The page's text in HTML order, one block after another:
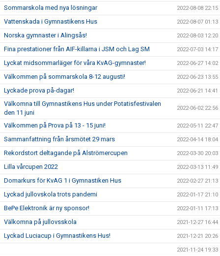
Sommarskola med nya lösningar 2022-08-08 22:15
Vattenskada i Gymnastikens Hus 2022-08-07 01:13
Norska gymnaster i Alingsås! 2022-08-03 12:20
Fina prestationer från AIF-killarna i JSM och Lag SM 2022-07-03 14:17
Lyckat midsommarläger för våra KvAG-gymnaster! 2022-06-27 14:02
Välkommen på sommarskola 8-12 augusti! 2022-06-23 13:55
Lyckade prova på-dagar! 2022-06-21 14:41
Välkomna till Gymnastikens Hus under Potatisfestivalen
den 11 juni
2022-06-02 22:56
Välkommen på Prova på 13 - 15 juni! 2022-05-11 22:47
Sammanfattning från årsmötet 29 mars 2022-04-14 18:04
Rekordstort deltagande på Alströmercupen 2022-03-30 20:03
Lilla vårcupen 2022 2022-03-13 11:49
Domarkurs för KvAG 1 i Gymnastiken Hus 2022-02-27 21:13
Lyckad jullovskola trots pandemi 2022-01-17 21:10
BePe Elektronik är ny sponsor! 2022-01-11 17:13
Välkomna på jullovsskola 2021-12-27 16:44
Lyckad Luciacup i Gymnastikens Hus! 2021-12-21 20:26
2021-11-24 19:33